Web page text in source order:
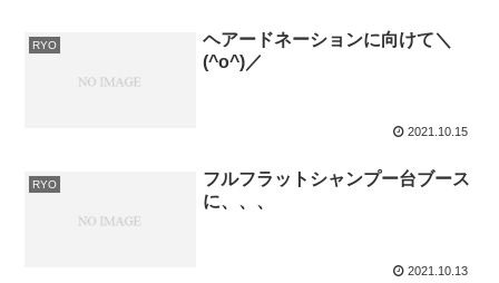
RYO
ヘアードネーションに向けて＼
(^o^)／
2021.10.15
RYO
フルフラットシャンプー台ブース
に、、、
2021.10.13